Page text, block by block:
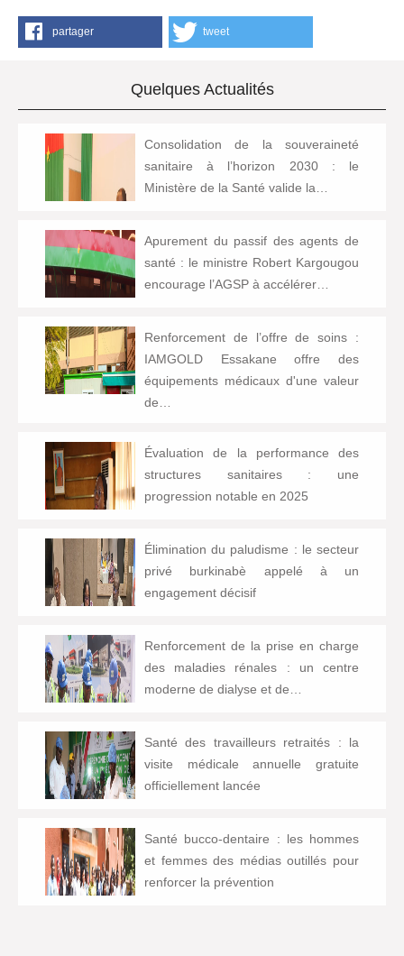
partager tweet
Quelques Actualités
Consolidation de la souveraineté
sanitaire à l’horizon 2030 : le
Ministère de la Santé valide la…
Apurement du passif des agents de
santé : le ministre Robert Kargougou
encourage l’AGSP à accélérer…
Renforcement de l’offre de soins :
IAMGOLD Essakane offre des
équipements médicaux d'une valeur
de…
Évaluation de la performance des
structures sanitaires : une
progression notable en 2025
Élimination du paludisme : le secteur
privé burkinabè appelé à un
engagement décisif
Renforcement de la prise en charge
des maladies rénales : un centre
moderne de dialyse et de…
Santé des travailleurs retraités : la
visite médicale annuelle gratuite
officiellement lancée
Santé bucco-dentaire : les hommes
et femmes des médias outillés pour
renforcer la prévention